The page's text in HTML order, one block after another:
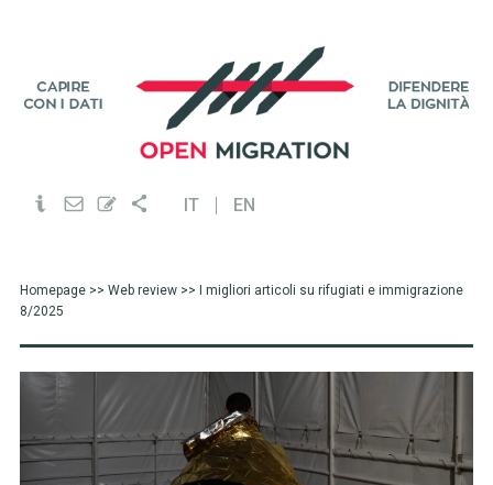
IT EN
Homepage>> Web review>> I migliori articoli su rifugiati e immigrazione
8/2025